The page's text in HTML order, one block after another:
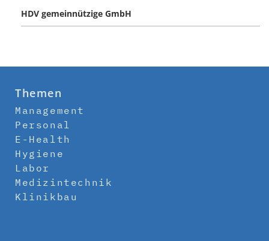
HDV gemeinnützige GmbH
Themen
Management
Personal
E-Health
Hygiene
Labor
Medizintechnik
Klinikbau